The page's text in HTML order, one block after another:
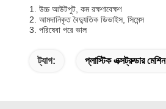
1. উচ্চ আউটপুট, কম রক্ষণাবেক্ষণ
2. আমদানিকৃত বৈদ্যুতিক ডিভাইস, সিমেন্স
3. পরিষেবা পরে ভাল
ট্যাগ: প্লাস্টিক এক্সট্রুডার মেশিন